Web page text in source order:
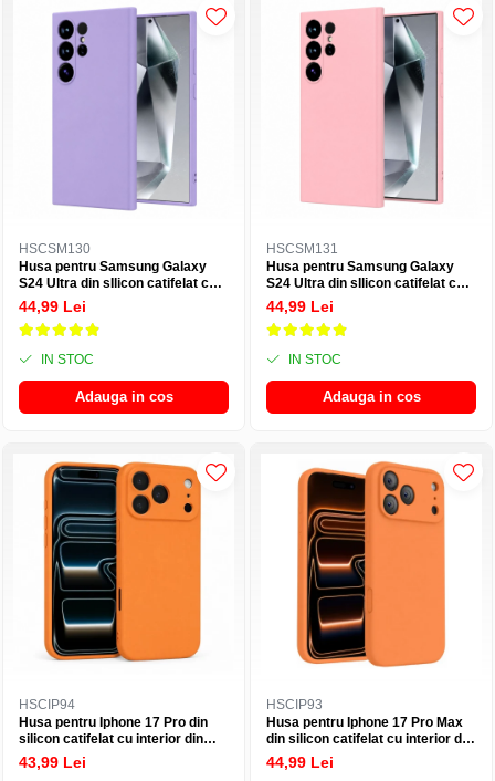
HSCSM130
Husa pentru Samsung Galaxy
S24 Ultra din sIlicon catifelat cu
interior din microfibra si protectie
la camere - Mov
44,99 Lei
IN STOC
Adauga in cos
HSCSM131
Husa pentru Samsung Galaxy
S24 Ultra din sIlicon catifelat cu
interior din microfibra si protectie
la camere - Roz
44,99 Lei
IN STOC
Adauga in cos
HSCIP94
Husa pentru Iphone 17 Pro din
silicon catifelat cu interior din
microfibra si protectie la camere
- Portocaliu
43,99 Lei
HSCIP93
Husa pentru Iphone 17 Pro Max
din silicon catifelat cu interior din
microfibra si protectie la camere
- Portocaliu
44,99 Lei